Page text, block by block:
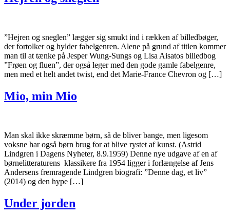
”Hejren og sneglen” lægger sig smukt ind i rækken af billedbøger,
der fortolker og hylder fabelgenren. Alene på grund af titlen kommer
man til at tænke på Jesper Wung-Sungs og Lisa Aisatos billedbog
”Frøen og fluen”, der også leger med den gode gamle fabelgenre,
men med et helt andet twist, end det Marie-France Chevron og […]
Mio, min Mio
Man skal ikke skræmme børn, så de bliver bange, men ligesom
voksne har også børn brug for at blive rystet af kunst. (Astrid
Lindgren i Dagens Nyheter, 8.9.1959) Denne nye udgave af en af
børnelitteraturens klassikere fra 1954 ligger i forlængelse af Jens
Andersens fremragende Lindgren biografi: ”Denne dag, et liv”
(2014) og den hype […]
Under jorden